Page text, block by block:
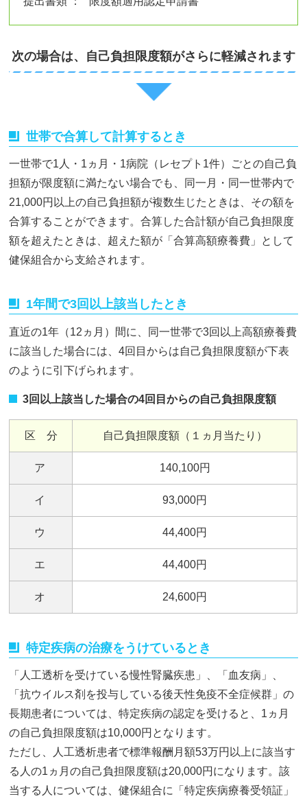
次の場合は、自己負担限度額がさらに軽減されます
世帯で合算して計算するとき
一世帯で1人・1ヵ月・1病院（レセプト1件）ごとの自己負
担額が限度額に満たない場合でも、同一月・同一世帯内で
21,000円以上の自己負担額が複数生じたときは、その額を
合算することができます。合算した合計額が自己負担限度
額を超えたときは、超えた額が「合算高額療養費」として
健保組合から支給されます。
1年間で3回以上該当したとき
直近の1年（12ヵ月）間に、同一世帯で3回以上高額療養費
に該当した場合には、4回目からは自己負担限度額が下表
のように引下げられます。
3回以上該当した場合の4回目からの自己負担限度額
区 分 自己負担限度額（１ヵ月当たり）
ア 140,100円
イ 93,000円
ウ 44,400円
エ 44,400円
オ 24,600円
特定疾病の治療をうけているとき
「人工透析を受けている慢性腎臓疾患」、「血友病」、
「抗ウイルス剤を投与している後天性免疫不全症候群」の
長期患者については、特定疾病の認定を受けると、1ヵ月
の自己負担限度額は10,000円となります。
ただし、人工透析患者で標準報酬月額53万円以上に該当す
る人の1ヵ月の自己負担限度額は20,000円になります。該
当する人については、健保組合に「特定疾病療養受領証」